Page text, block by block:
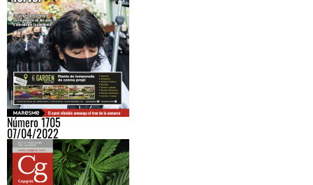
Número 1705
07/04/2022